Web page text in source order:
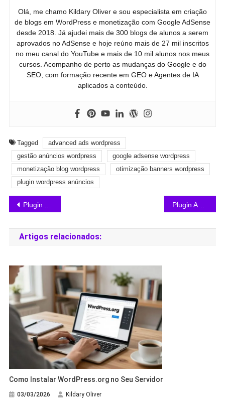
Olá, me chamo Kildary Oliver e sou especialista em criação
de blogs em WordPress e monetização com Google AdSense
desde 2018. Já ajudei mais de 300 blogs de alunos a serem
aprovados no AdSense e hoje reúno mais de 27 mil inscritos
no meu canal do YouTube e mais de 10 mil alunos nos meus
cursos. Acompanho de perto as mudanças do Google e do
SEO, com formação recente em GEO e Agentes de IA
aplicados a conteúdo.
Tagged
advanced ads wordpress
gestão anúncios wordpress
google adsense wordpress
monetização blog wordpress
otimização banners wordpress
plugin wordpress anúncios
Plugin Ad Inserter WordPress: Guia prático
Artigos relacionados:
Como Instalar WordPress.org no Seu Servidor
03/03/2026 Kildary Oliver